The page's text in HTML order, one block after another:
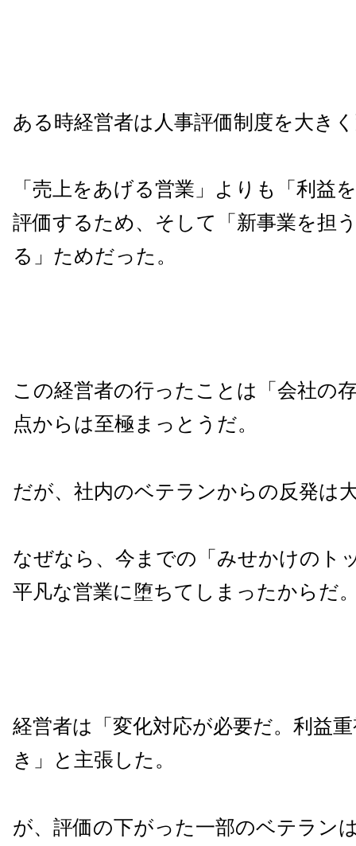
ある時経営者は人事評価制度を大き
「売上をあげる営業」よりも「利益
評価するため、そして「新事業を担
る」ためだった。
この経営者の行ったことは「会社の
点からは至極まっとうだ。
だが、社内のベテランからの反発は
なぜなら、今までの「みせかけのト
平凡な営業に堕ちてしまったからだ
経営者は「変化対応が必要だ。利益
き」と主張した。
が、評価の下がった一部のベテラン